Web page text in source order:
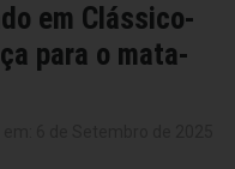
em Clássico-
para o mata-